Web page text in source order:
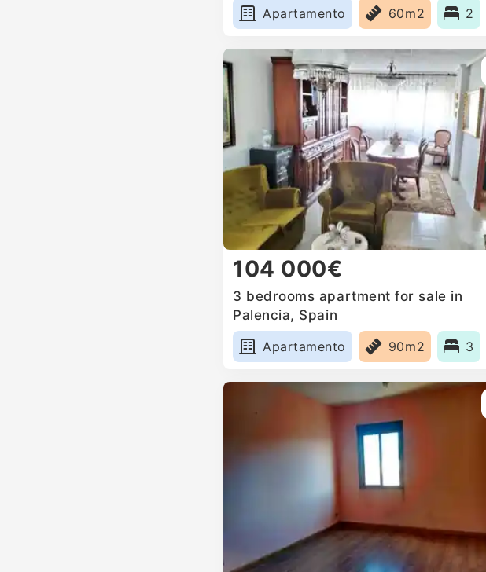
Apartamento
60m2 2
104 000€
3 bedrooms apartment for sale in
Palencia, Spain
Apartamento
90m2 3